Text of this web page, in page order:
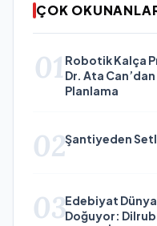
ÇOK
01 Robotik Kalça
Dr. Ata
Planlama
02Şantiyeden
03Edebiyat
Doğuyor: